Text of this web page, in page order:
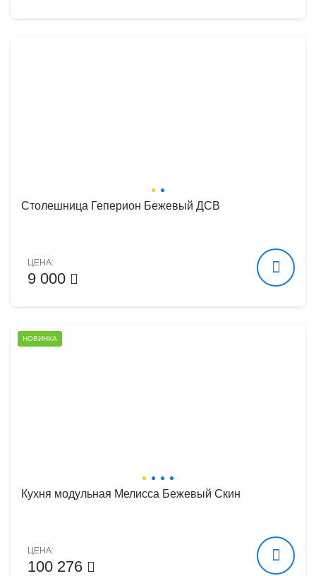
Столешница Геперион Бежевый ДСВ
ЦЕНА:
9 000
НОВИНКА
Кухня модульная Мелисса Бежевый Скин
ЦЕНА:
100 276